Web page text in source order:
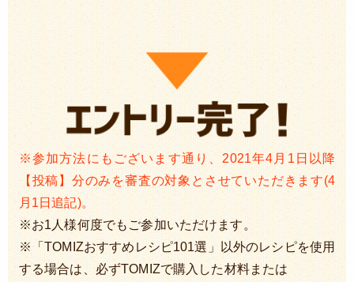
※参加方法にもございます通り、2021年4月1日以降
【投稿】分のみを審査の対象とさせていただきます(4
月1日追記)。
※お1人様何度でもご参加いただけます。
※「TOMIZおすすめレシピ101選」以外のレシピを使用
する場合は、必ずTOMIZで購入した材料または